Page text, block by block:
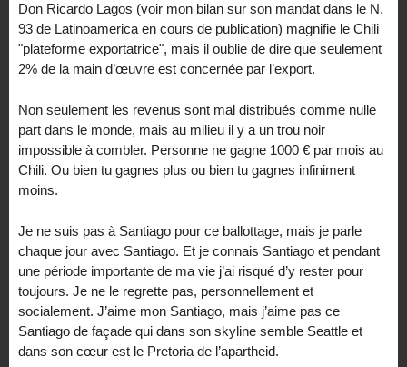
Don Ricardo Lagos (voir mon bilan sur son mandat dans le N.
93 de Latinoamerica en cours de publication) magnifie le Chili
"plateforme exportatrice", mais il oublie de dire que seulement
2% de la main d’œuvre est concernée par l’export.
Non seulement les revenus sont mal distribués comme nulle
part dans le monde, mais au milieu il y a un trou noir
impossible à combler. Personne ne gagne 1000 € par mois au
Chili. Ou bien tu gagnes plus ou bien tu gagnes infiniment
moins.
Je ne suis pas à Santiago pour ce ballottage, mais je parle
chaque jour avec Santiago. Et je connais Santiago et pendant
une période importante de ma vie j’ai risqué d’y rester pour
toujours. Je ne le regrette pas, personnellement et
socialement. J’aime mon Santiago, mais j’aime pas ce
Santiago de façade qui dans son skyline semble Seattle et
dans son cœur est le Pretoria de l’apartheid.